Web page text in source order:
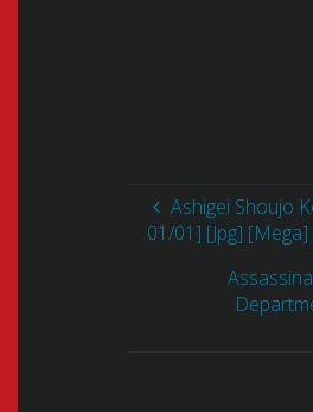
Ashigei Shoujo
01/01] [Jpg] [Mega]